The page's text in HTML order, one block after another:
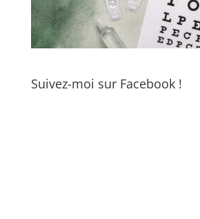
Suivez-moi sur Facebook !